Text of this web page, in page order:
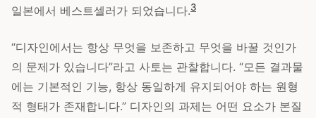
일본에서 베스트셀러가 되었습니다.3
“디자인에서는 항상 무엇을 보존하고 무엇을 바꿀 것인가
의 문제가 있습니다”라고 사토는 관찰합니다. “모든 결과물
에는 기본적인 기능, 항상 동일하게 유지되어야 하는 원형
적 형태가 존재합니다.” 디자인의 과제는 어떤 요소가 본질